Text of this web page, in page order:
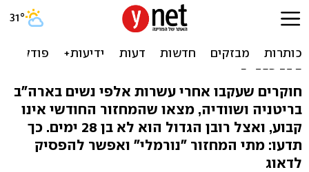
המחזור החודשי בן 28 יום?
לא לרוב הנשים. ומה זה
אומר?
חוקרים שעקבו אחרי עשרות אלפי נשים בארה"ב
בריטניה ושוודיה, מצאו שהמחזור החודשי אינו
קבוע, ואצל רובן הגדול הוא לא בן 28 ימים. כך
תדעו: מתי המחזור "נורמלי" ואפשר להפסיק
לדאוג